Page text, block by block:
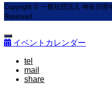
Copyright © 一般社団法人 神奈川県
Reserved.
イベントカレンダー
tel
mail
share